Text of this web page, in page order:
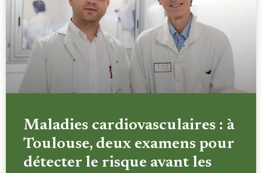
Maladies cardiovasculaires : à
Toulouse, deux examens pour
détecter le risque avant les